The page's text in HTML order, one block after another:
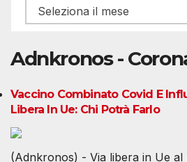
Archivio
Adnkronos -
Vaccino Combinato Covid E
Libera In Ue: Chi Potrà Farlo
(Adnkronos) - Via libera in Ue al